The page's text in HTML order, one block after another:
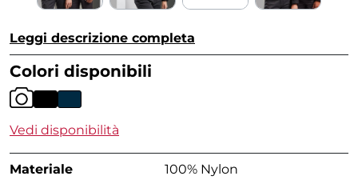
Leggi descrizione completa
Colori disponibili
Vedi disponibilità
Materiale 100% Nylon